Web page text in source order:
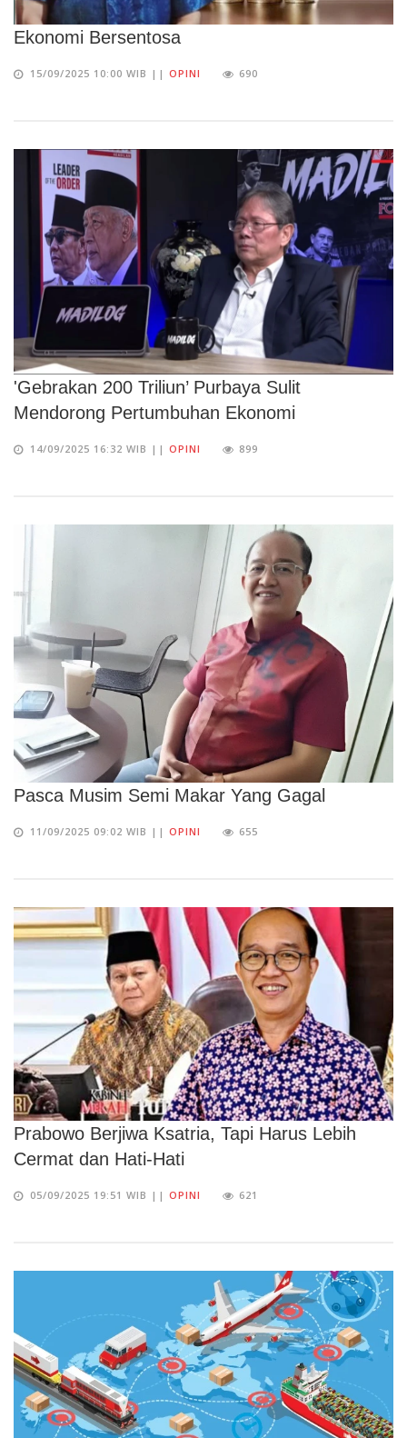
Ekonomi Bersentosa
15/09/2025 10:00 WIB || OPINI 690
'Gebrakan 200 Triliun’ Purbaya Sulit
Mendorong Pertumbuhan Ekonomi
14/09/2025 16:32 WIB || OPINI 899
Pasca Musim Semi Makar Yang Gagal
11/09/2025 09:02 WIB || OPINI 655
Prabowo Berjiwa Ksatria, Tapi Harus Lebih
Cermat dan Hati-Hati
05/09/2025 19:51 WIB || OPINI 621